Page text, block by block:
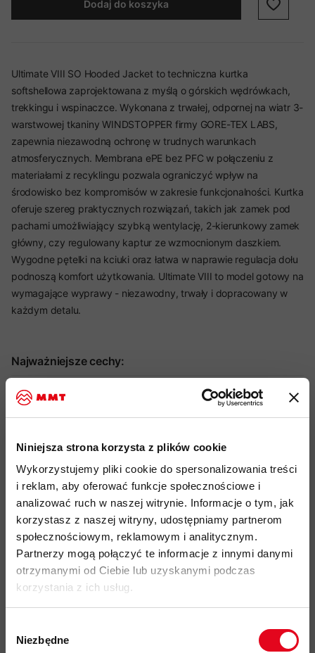
Niniejsza strona korzysta z plików cookie
Wykorzystujemy pliki cookie do spersonalizowania treści
i reklam, aby oferować funkcje społecznościowe i
analizować ruch w naszej witrynie. Informacje o tym, jak
korzystasz z naszej witryny, udostępniamy partnerom
społecznościowym, reklamowym i analitycznym.
Partnerzy mogą połączyć te informacje z innymi danymi
otrzymanymi od Ciebie lub uzyskanymi podczas
korzystania z ich usług.
zgody
Niezbędne
Dodaj do koszyka
Ultimate VIII SO Hooded Jacket to techniczna kurtka
softshellowa zaprojektowana z myślą o górskich wędrówkach,
trekkingu i wspinaczce. Wykonana z trwałej, odpornej na wiatr 3-
warstwowej tkaniny WINDSTOPPER firmy GORE-TEX LABS,
zapewnia niezawodną ochronę w trudnych warunkach
atmosferycznych. Membrana ePE bez PFC w połączeniu z
materiałami z recyklingu pozwala ograniczyć wpływ na
środowisko bez kompromisów w zakresie funkcjonalności. Kurtka
oferuje szereg praktycznych rozwiązań, takich jak zamek pod
pachami umożliwiający szybką wentylację, 2-kierunkowy zamek
główny, czy regulowany kaptur ze wzmocnionym daszkiem.
Wygodne pętelki na kciuki oraz łatwa w naprawie regulacja dołu
podnoszą komfort użytkowania. Ultimate VIII to model gotowy na
wymagające wyprawy - niezawodny, trwały i dopracowany w
każdym detalu.
Najważniejsze cechy:
idealny produkt do: hiking, trekking, wspinaczka,
użytkowanie miejskie
odporna na wiatr 3-warstwowa tkanina WINDSTOPPER
firmy GORE-TEX LABS z membraną ePE bez PFC
materiał zewnętrzny i podszewka wykonane w 100% z
poliestru z recyklingu
podszewka o otwartej strukturze 3D -optymalne
odprowadzanie wilgoci i zwiększona oddychalność
1-punktowa regulacja kaptura ze wzmocnionym daszkiem
2-kierunkowy zamek błyskawiczny z przodu
1 kieszeń na piersi i 2 kieszenie przednie - wszystkie